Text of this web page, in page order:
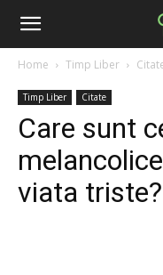
Home Timp Liber
Timp Liber Citate
Care sunt
viata triste?